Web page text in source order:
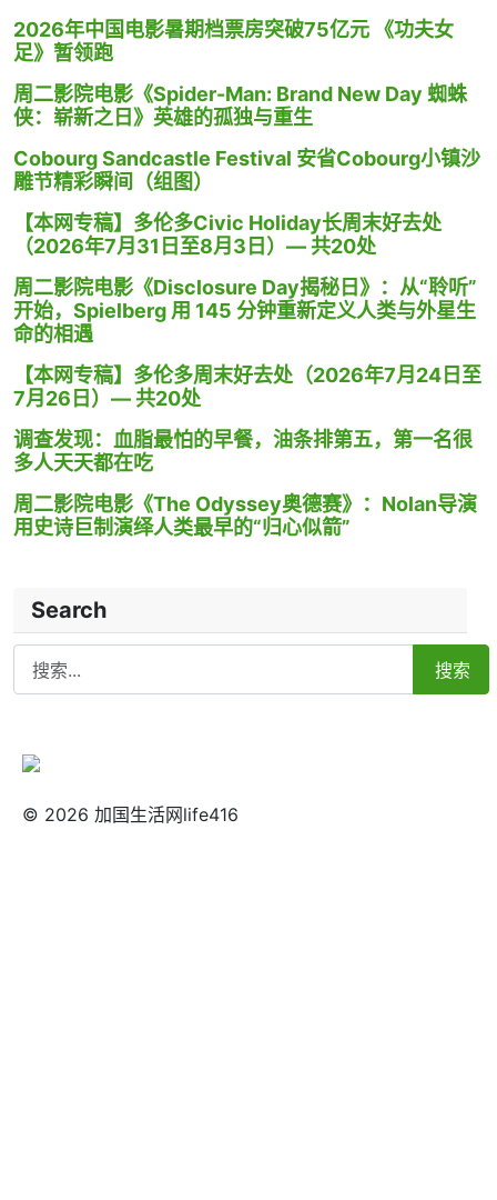
2026年中国电影暑期档票房突破75亿元 《功夫女
足》暂领跑
周二影院电影《Spider-Man: Brand New Day 蜘蛛
侠：崭新之日》英雄的孤独与重生
Cobourg Sandcastle Festival 安省Cobourg小镇沙
雕节精彩瞬间（组图）
【本网专稿】多伦多Civic Holiday长周末好去处
（2026年7月31日至8月3日）— 共20处
周二影院电影《Disclosure Day揭秘日》：从“聆听”
开始，Spielberg 用 145 分钟重新定义人类与外星生
命的相遇
【本网专稿】多伦多周末好去处（2026年7月24日至
7月26日）— 共20处
调查发现：血脂最怕的早餐，油条排第五，第一名很
多人天天都在吃
周二影院电影《The Odyssey奥德赛》：Nolan导演
用史诗巨制演绎人类最早的“归心似箭”
Search
Search
搜索
© 2026 加国生活网life416